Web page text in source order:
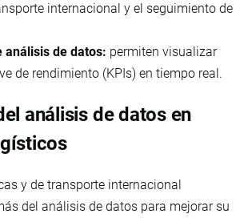
internacional y el seguimiento de
análisis de datos: permiten visualizar
de rendimiento (KPIs) en tiempo real.
análisis de datos en
y de transporte internacional
del análisis de datos para mejorar su